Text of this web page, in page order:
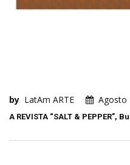
by LatAm ARTE Agosto
A REVISTA “SALT & PEPPER”,